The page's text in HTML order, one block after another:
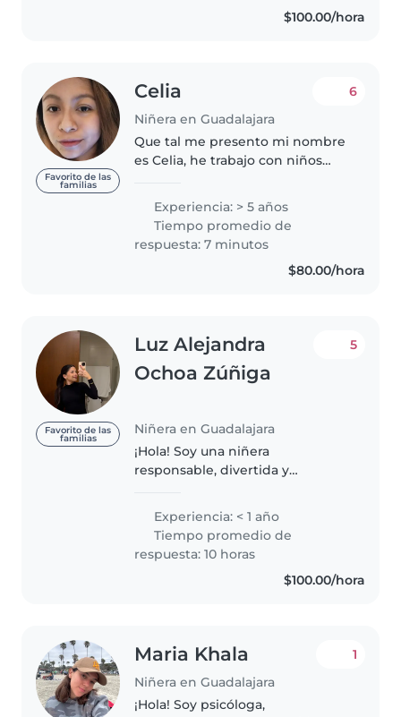
$100.00/hora
Favorito de las
familias
Celia
Niñera en Guadalajara
6
Que tal me presento mi nombre
es Celia, he trabajo con niños
siempre trato de enseñarles lo
mejor que puedo, se cocinar,
puedo..
Experiencia: > 5 años
Tiempo promedio de
respuesta: 7 minutos
$80.00/hora
Favorito de las
familias
Luz Alejandra
Ochoa Zúñiga
Niñera en Guadalajara
5
¡Hola! Soy una niñera
responsable, divertida y
licenciatura en enfermería y
estoy lista para cuidar a tus hijos
con cariño y dedicación. Me
encanta..
Experiencia: < 1 año
Tiempo promedio de
respuesta: 10 horas
$100.00/hora
Maria Khala
Niñera en Guadalajara
1
¡Hola! Soy psicóloga,